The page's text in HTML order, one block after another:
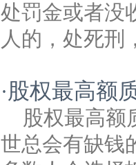
处罚金或者没
人的，处死刑
·股权最高额
股权最高额
世总会有缺钱